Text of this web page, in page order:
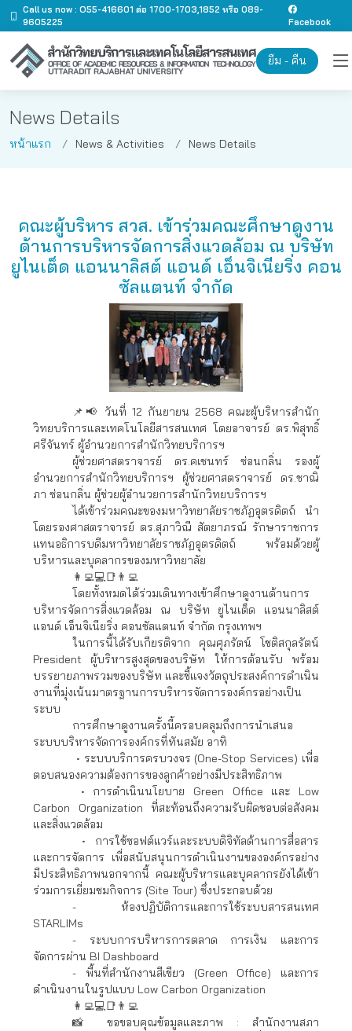
Call us now : O55-416601 ต่อ 1700-1703,1852 หรือ 089-
9605225
Facebook
ยืม - คืน
News Details
หน้าแรก News & Activities News Details
คณะผู้บริหาร สวส. เข้าร่วมคณะศึกษาดูงาน
ด้านการบริหารจัดการสิ่งแวดล้อม ณ บริษัท
ยูไนเต็ด แอนนาลิสต์ แอนด์ เอ็นจิเนียริ่ง คอน
ซัลแตนท์ จำกัด
📌📢 วันที่ 12 กันยายน 2568 คณะผู้บริหารสำนัก
วิทยบริการและเทคโนโลยีสารสนเทศ โดยอาจารย์ ดร.พิสุทธิ์
ศรีจันทร์ ผู้อำนวยการสำนักวิทยบริการฯ
ผู้ช่วยศาสตราจารย์ ดร.คเชนทร์ ซ่อนกลิ่น รองผู้
อำนวยการสำนักวิทยบริการฯ ผู้ช่วยศาสตราจารย์ ดร.ชาณิ
ภา ซ่อนกลิ่น ผู้ช่วยผู้อำนวยการสำนักวิทยบริการฯ
ได้เข้าร่วมคณะของมหาวิทยาลัยราชภัฏอุตรดิตถ์ นำ
โดยรองศาสตราจารย์ ดร.สุภาวิณี สัตยาภรณ์ รักษาราชการ
แทนอธิการบดีมหาวิทยาลัยราชภัฏอุตรดิตถ์ พร้อมด้วยผู้
บริหารและบุคลากรของมหาวิทยาลัย
👩‍💻💻📑👨‍💻
โดยทั้งหมดได้ร่วมเดินทางเข้าศึกษาดูงานด้านการ
บริหารจัดการสิ่งแวดล้อม ณ บริษัท ยูไนเต็ด แอนนาลิสต์
แอนด์ เอ็นจิเนียริ่ง คอนซัลแตนท์ จำกัด กรุงเทพฯ
ในการนี้ได้รับเกียรติจาก คุณศุภรัตน์ โชติสกุลรัตน์
President ผู้บริหารสูงสุดของบริษัท ให้การต้อนรับ พร้อม
บรรยายภาพรวมของบริษัท และชี้แจงวัตถุประสงค์การดำเนิน
งานที่มุ่งเน้นมาตรฐานการบริหารจัดการองค์กรอย่างเป็น
ระบบ
การศึกษาดูงานครั้งนี้ครอบคลุมถึงการนำเสนอ
ระบบบริหารจัดการองค์กรที่ทันสมัย อาทิ
• ระบบบริการครบวงจร (One-Stop Services) เพื่อ
ตอบสนองความต้องการของลูกค้าอย่างมีประสิทธิภาพ
• การดำเนินนโยบาย Green Office และ Low
Carbon Organization ที่สะท้อนถึงความรับผิดชอบต่อสังคม
และสิ่งแวดล้อม
• การใช้ซอฟต์แวร์และระบบดิจิทัลด้านการสื่อสาร
และการจัดการ เพื่อสนับสนุนการดำเนินงานขององค์กรอย่าง
มีประสิทธิภาพนอกจากนี้ คณะผู้บริหารและบุคลากรยังได้เข้า
ร่วมการเยี่ยมชมกิจการ (Site Tour) ซึ่งประกอบด้วย
- ห้องปฏิบัติการและการใช้ระบบสารสนเทศ
STARLIMs
- ระบบการบริหารการตลาด การเงิน และการ
จัดการผ่าน BI Dashboard
- พื้นที่สำนักงานสีเขียว (Green Office) และการ
ดำเนินงานในรูปแบบ Low Carbon Organization
👩‍💻💻📑👨‍💻
📸 ขอขอบคุณข้อมูลและภาพ : สำนักงานสภา